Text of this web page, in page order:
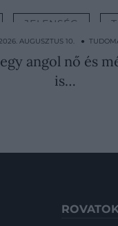
JELENSÉG
AUGUSZTUS 10. ●
angol nő és
is…
ROVATOK